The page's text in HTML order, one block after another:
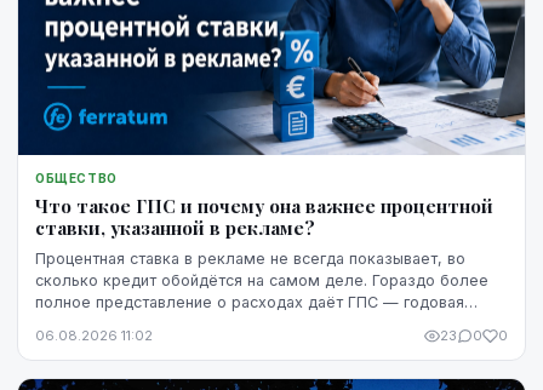
ОБЩЕСТВО
Что такое ГПС и почему она важнее процентной
ставки, указанной в рекламе?
Процентная ставка в рекламе не всегда показывает, во
сколько кредит обойдётся на самом деле. Гораздо более
полное представление о расходах даёт ГПС — годовая
06.08.2026 11:02 23 0 0